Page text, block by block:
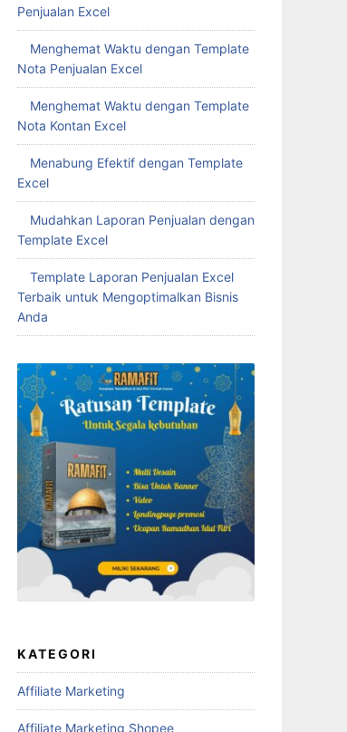
Penjualan Excel
Menghemat Waktu dengan Template
Nota Penjualan Excel
Menghemat Waktu dengan Template
Nota Kontan Excel
Menabung Efektif dengan Template
Excel
Mudahkan Laporan Penjualan dengan
Template Excel
Template Laporan Penjualan Excel
Terbaik untuk Mengoptimalkan Bisnis
Anda
KATEGORI
Affiliate Marketing
Affiliate Marketing Shopee